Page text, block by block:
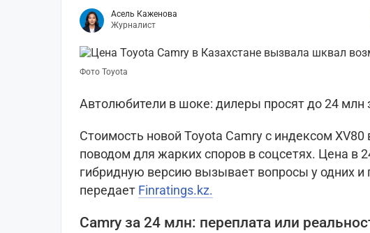
Асель Каженова
Журналист
Фото Toyota
Автолюбители в шоке: дилеры просят до 24 млн
Стоимость новой Toyota Camry с индексом XV80
поводом для жарких споров в соцсетях. Цена в
гибридную версию вызывает вопросы у одних и
передает Finratings.kz.
Camry за 24 млн: переплата или